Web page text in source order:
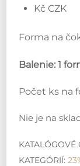
Kč CZK
Forma na
Balenie: 1
Počet ks na
Nie je na
KATALÓGOVÉ
KATEGÓRIÍ: